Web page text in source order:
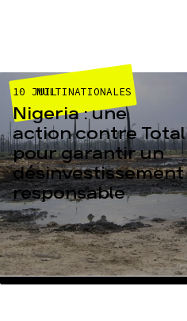
MULTINATIONALES
10 JUIL
Nigeria : une
action contre Total
pour garantir un
désinvestissement
responsable